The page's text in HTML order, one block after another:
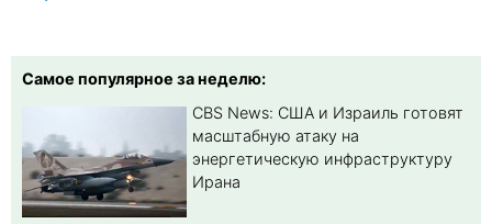
Самое популярное за неделю:
CBS News: США и Израиль готовят
масштабную атаку на
энергетическую инфраструктуру
Ирана